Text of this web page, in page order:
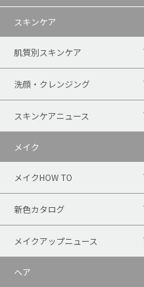
スキンケア
肌質別スキンケア
洗顔・クレンジング
スキンケアニュース
メイク
メイクHOW TO
新色カタログ
メイクアップニュース
ヘア